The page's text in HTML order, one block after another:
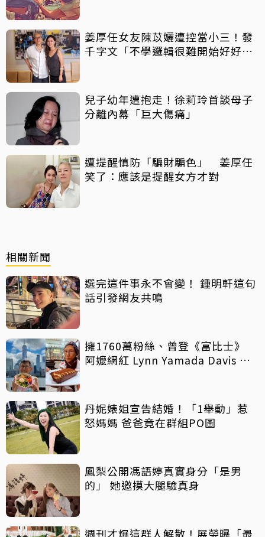
姜厚任女友陳苡孋遭控當小三！發
千字文「不學邏輯很難開始好好
兒子幼年遭抱走！徐莉玲首談母子
分離內幕「巨大傷痛」
遭提醒慎防「騙財騙色」 姜厚任
笑了：應該是提醒女方才對
相關新聞
選完這件事永不會變！ 鍾明軒這句
話引發網友共鳴
擁1760萬粉絲、曾登《富比士》
阿嬤網紅 Lynn Yamada Davis 驚
丹妮婊姐宣告結婚！「1舉動」惹
怒媽媽 爸爸竟在群組PO圖
鳳梨公開馮語婷真實身分「是男
的」 她邀摸大腿驗真身
週刊才爆這群人解散！展榮曝「最